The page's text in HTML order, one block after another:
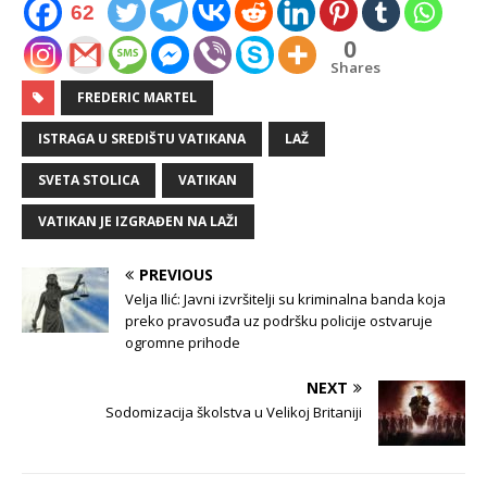
62
0
Shares
FREDERIC MARTEL
ISTRAGA U SREDIŠTU VATIKANA LAŽ
SVETA STOLICA VATIKAN
VATIKAN JE IZGRAĐEN NA LAŽI
PREVIOUS
Velja Ilić: Javni izvršitelji su kriminalna banda koja
preko pravosuđa uz podršku policije ostvaruje
ogromne prihode
NEXT
Sodomizacija školstva u Velikoj Britaniji